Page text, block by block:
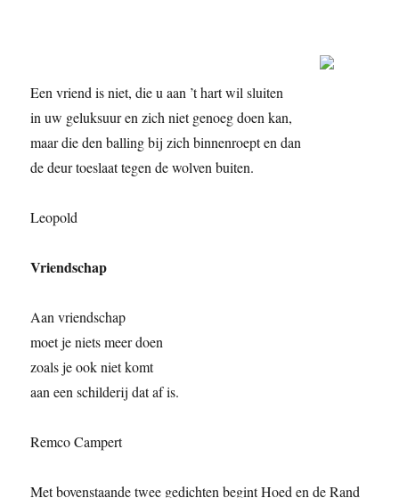
Een vriend is niet, die u aan ’t hart wil sluiten
in uw geluksuur en zich niet genoeg doen kan,
maar die den balling bij zich binnenroept en dan
de deur toeslaat tegen de wolven buiten.
Leopold
Vriendschap
Aan vriendschap
moet je niets meer doen
zoals je ook niet komt
aan een schilderij dat af is.
Remco Campert
Met bovenstaande twee gedichten begint Hoed en de Rand